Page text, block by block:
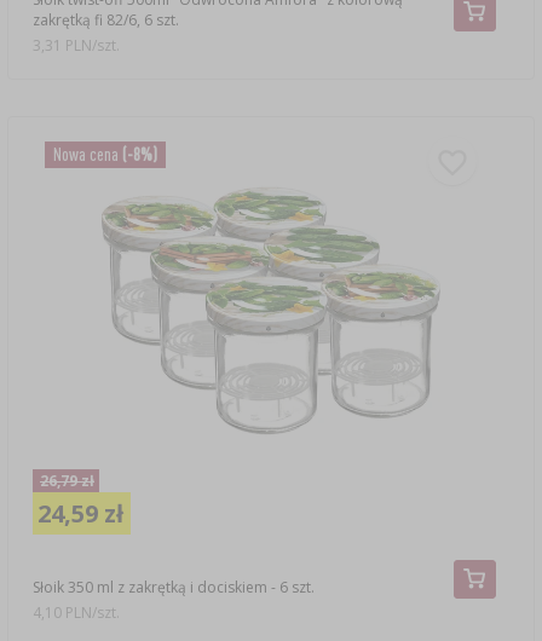
zakrętką fi 82/6, 6 szt.
3,31 PLN/szt.
Nowa cena (-8%)
Słoik 350 ml z zakrętką i dociskiem - 6 szt.
26,79 zł
24,59 zł
4,10 PLN/szt.